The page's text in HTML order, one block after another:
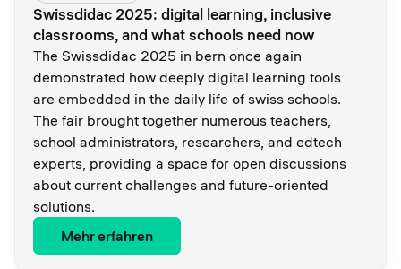
Swissdidac 2025: digital learning, inclusive
classrooms, and what schools need now
The Swissdidac 2025 in bern once again
demonstrated how deeply digital learning tools
are embedded in the daily life of swiss schools.
The fair brought together numerous teachers,
school administrators, researchers, and edtech
experts, providing a space for open discussions
about current challenges and future-oriented
solutions.
Mehr erfahren